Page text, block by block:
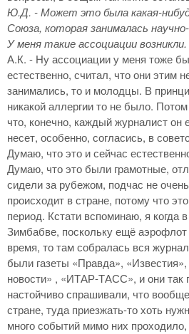
Ю.Д. - Может это была какая-
Союза, которая занималась
У меня такие ассоциации возникли.
А.К. - Ну ассоциации у меня тоже
естественно, считал, что они этим
занимались, то и молодцы. В
никакой аллергии то не было.
что, конечно, каждый журналист он
несет, особенно, согласись, в
Думаю, что это и сейчас
Думаю, что это были грамотные,
сидели за рубежом, подчас не
происходит в стране, потому что
период. Кстати вспоминаю, я когда
Зимбабве, поскольку ещё
время, то там собралась вся
были газеты «Правда»,
новости» , «ИТАР-ТАСС», и они так
настойчиво спрашивали, что
стране, туда приезжать-то хоть
много событий мимо них